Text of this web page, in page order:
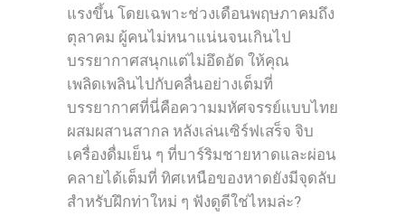
แรงขึ้น โดยเฉพาะช่วงเดือนพฤษภาคมถึง
ตุลาคม ผู้คนไม่หนาแน่นจนเกินไป
บรรยากาศสนุกแต่ไม่อึดอัด ให้คุณ
เพลิดเพลินไปกับคลื่นอย่างเต็มที่
บรรยากาศที่นี่คือความมหัศจรรย์แบบไทย
ผสมผสานสากล หลังเล่นเซิร์ฟเสร็จ จิบ
เครื่องดื่มเย็น ๆ ที่บาร์ริมชายหาดและผ่อน
คลายได้เต็มที่ ทิศเหนือของหาดยังมีจุดลับ
สำหรับฝึกท่าใหม่ ๆ ฟังดูดีใช่ไหมล่ะ?